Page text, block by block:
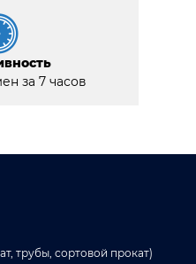
за 7 часов
трубы, сортовой прокат)